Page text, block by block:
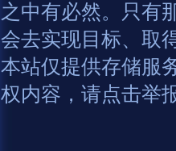
之中有必然。只有
会去实现目标、取
本站仅提供存储服
权内容，请点击举